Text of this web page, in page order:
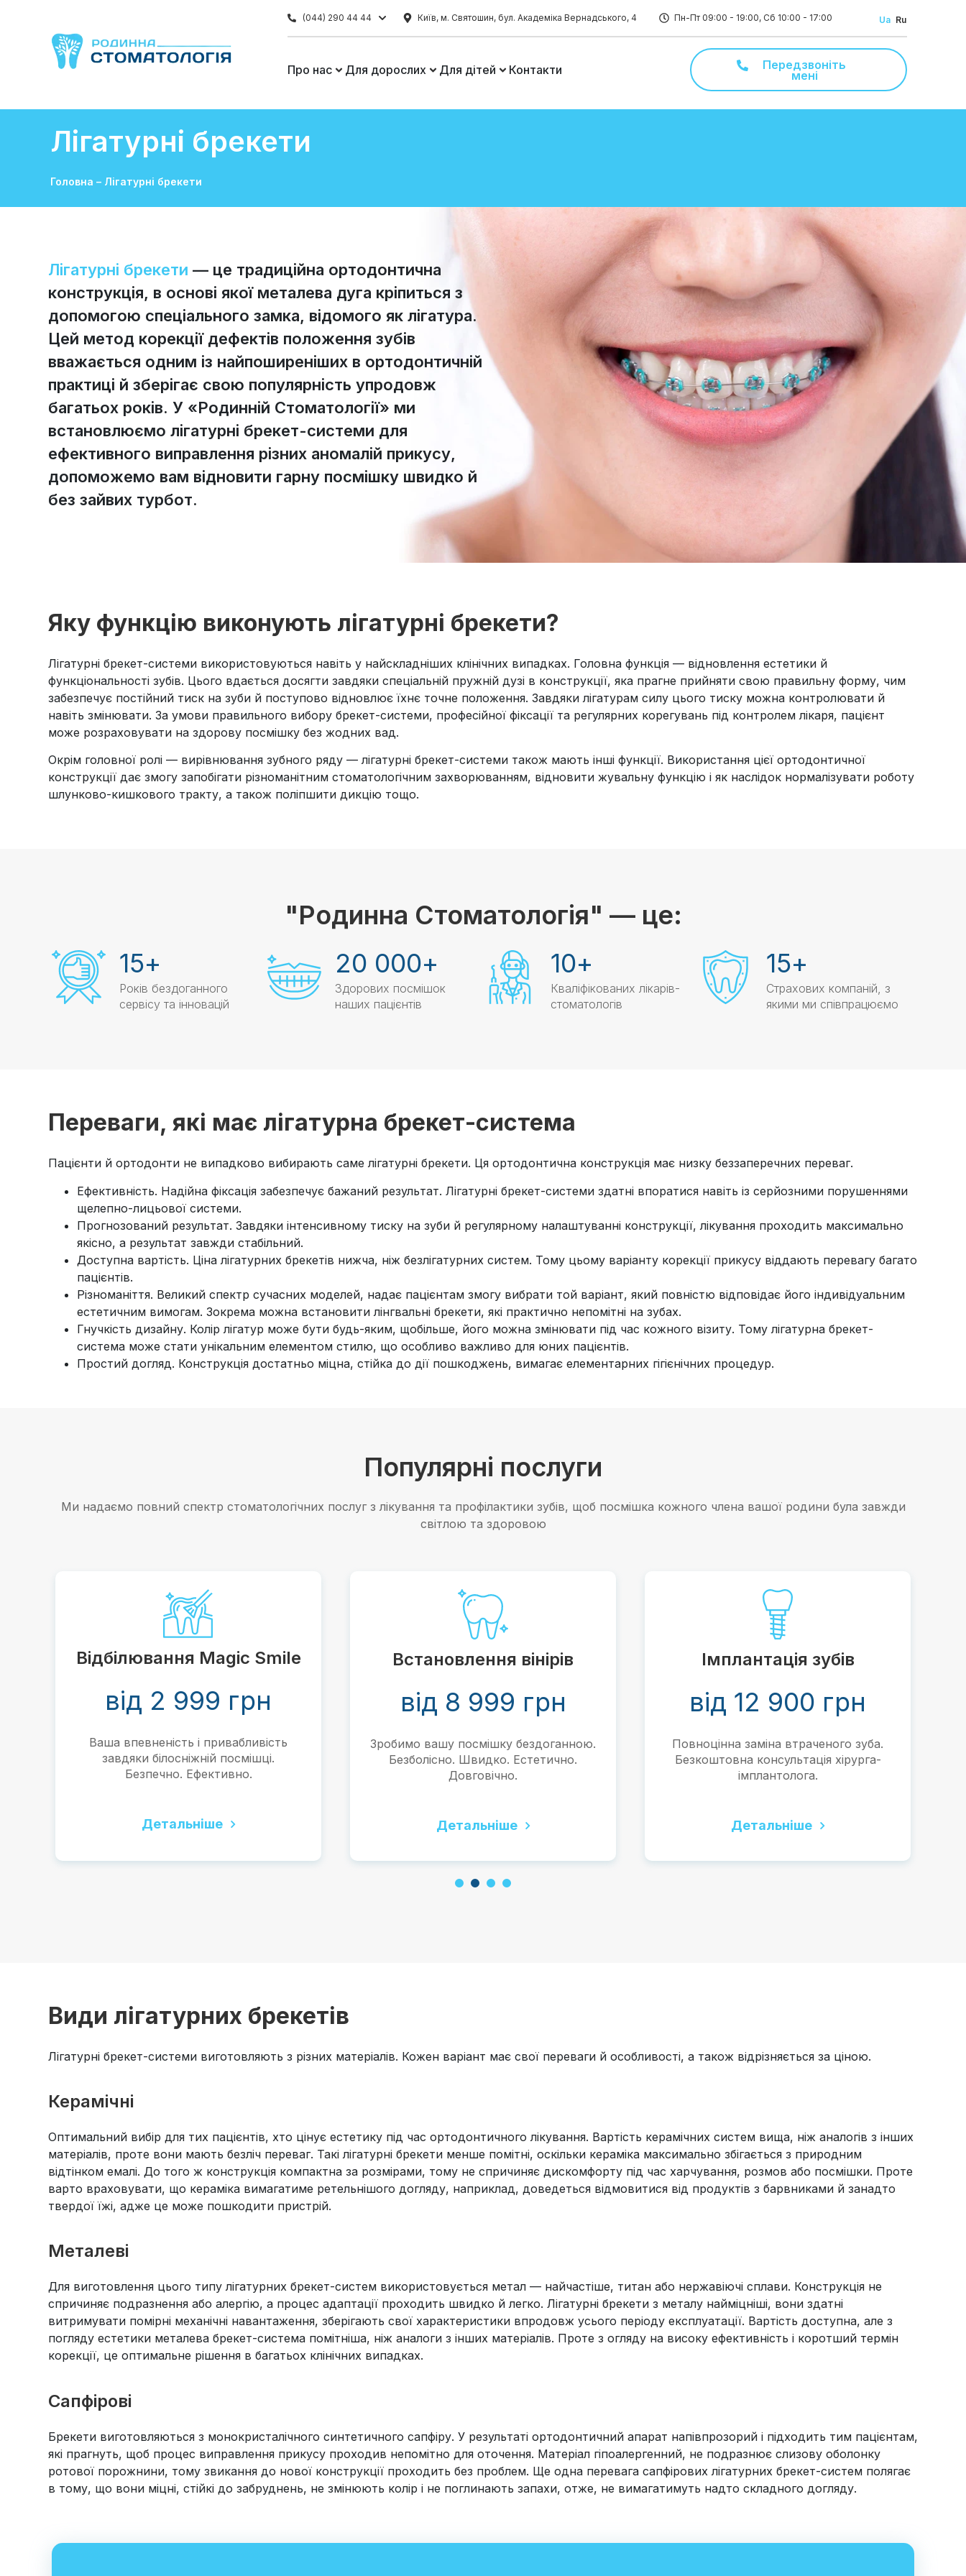
(044) 290 44 44 Київ, м. Святошин, бул. Академіка Вернадського, 4 Пн-Пт 09:00 - 19:00, Сб 10:00 - 17:00 Ua Ru
Про нас Для дорослих Для дітей Контакти Передзвоніть
мені
Лігатурні брекети
Головна – Лігатурні брекети
Лігатурні брекети — це традиційна ортодонтична
конструкція, в основі якої металева дуга кріпиться з
допомогою спеціального замка, відомого як лігатура.
Цей метод корекції дефектів положення зубів
вважається одним із найпоширеніших в ортодонтичній
практиці й зберігає свою популярність упродовж
багатьох років. У «Родинній Стоматології» ми
встановлюємо лігатурні брекет-системи для
ефективного виправлення різних аномалій прикусу,
допоможемо вам відновити гарну посмішку швидко й
без зайвих турбот.
Яку функцію виконують лігатурні брекети?
Лігатурні брекет-системи використовуються навіть у найскладніших клінічних випадках. Головна функція — відновлення естетики й
функціональності зубів. Цього вдається досягти завдяки спеціальній пружній дузі в конструкції, яка прагне прийняти свою правильну форму, чим
забезпечує постійний тиск на зуби й поступово відновлює їхнє точне положення. Завдяки лігатурам силу цього тиску можна контролювати й
навіть змінювати. За умови правильного вибору брекет-системи, професійної фіксації та регулярних корегувань під контролем лікаря, пацієнт
може розраховувати на здорову посмішку без жодних вад.
Окрім головної ролі — вирівнювання зубного ряду — лігатурні брекет-системи також мають інші функції. Використання цієї ортодонтичної
конструкції дає змогу запобігати різноманітним стоматологічним захворюванням, відновити жувальну функцію і як наслідок нормалізувати роботу
шлунково-кишкового тракту, а також поліпшити дикцію тощо.
"Родинна Стоматологія" — це:
Років бездоганного
сервісу та інновацій
15+
Здорових посмішок
наших пацієнтів
20 000+
Кваліфікованих лікарів-
стоматологів
10+
Страхових компаній, з
якими ми співпрацюємо
15+
Переваги, які має лігатурна брекет-система
Пацієнти й ортодонти не випадково вибирають саме лігатурні брекети. Ця ортодонтична конструкція має низку беззаперечних переваг.
Ефективність. Надійна фіксація забезпечує бажаний результат. Лігатурні брекет-системи здатні впоратися навіть із серйозними порушеннями
щелепно-лицьової системи.
Прогнозований результат. Завдяки інтенсивному тиску на зуби й регулярному налаштуванні конструкції, лікування проходить максимально
якісно, а результат завжди стабільний.
Доступна вартість. Ціна лігатурних брекетів нижча, ніж безлігатурних систем. Тому цьому варіанту корекції прикусу віддають перевагу багато
пацієнтів.
Різноманіття. Великий спектр сучасних моделей, надає пацієнтам змогу вибрати той варіант, який повністю відповідає його індивідуальним
естетичним вимогам. Зокрема можна встановити лінгвальні брекети, які практично непомітні на зубах.
Гнучкість дизайну. Колір лігатур може бути будь-яким, щобільше, його можна змінювати під час кожного візиту. Тому лігатурна брекет-
система може стати унікальним елементом стилю, що особливо важливо для юних пацієнтів.
Простий догляд. Конструкція достатньо міцна, стійка до дії пошкоджень, вимагає елементарних гігієнічних процедур.
Популярні послуги
Ми надаємо повний спектр стоматологічних послуг з лікування та профілактики зубів, щоб посмішка кожного члена вашої родини була завжди
світлою та здоровою
Відбілювання Magic Smile
від 2 999 грн
Ваша впевненість і привабливість
завдяки білосніжній посмішці.
Безпечно. Ефективно.
Детальніше
Встановлення вінірів
від 8 999 грн
Зробимо вашу посмішку бездоганною.
Безболісно. Швидко. Естетично.
Довговічно.
Детальніше
Імплантація зубів
від 12 900 грн
Повноцінна заміна втраченого зуба.
Безкоштовна консультація хірурга-
імплантолога.
Детальніше
Види лігатурних брекетів
Лігатурні брекет-системи виготовляють з різних матеріалів. Кожен варіант має свої переваги й особливості, а також відрізняється за ціною.
Керамічні
Оптимальний вибір для тих пацієнтів, хто цінує естетику під час ортодонтичного лікування. Вартість керамічних систем вища, ніж аналогів з інших
матеріалів, проте вони мають безліч переваг. Такі лігатурні брекети менше помітні, оскільки кераміка максимально збігається з природним
відтінком емалі. До того ж конструкція компактна за розмірами, тому не спричиняє дискомфорту під час харчування, розмов або посмішки. Проте
варто враховувати, що кераміка вимагатиме ретельнішого догляду, наприклад, доведеться відмовитися від продуктів з барвниками й занадто
твердої їжі, адже це може пошкодити пристрій.
Металеві
Для виготовлення цього типу лігатурних брекет-систем використовується метал — найчастіше, титан або нержавіючі сплави. Конструкція не
спричиняє подразнення або алергію, а процес адаптації проходить швидко й легко. Лігатурні брекети з металу найміцніші, вони здатні
витримувати помірні механічні навантаження, зберігають свої характеристики впродовж усього періоду експлуатації. Вартість доступна, але з
погляду естетики металева брекет-система помітніша, ніж аналоги з інших матеріалів. Проте з огляду на високу ефективність і коротший термін
корекції, це оптимальне рішення в багатьох клінічних випадках.
Сапфірові
Брекети виготовляються з монокристалічного синтетичного сапфіру. У результаті ортодонтичний апарат напівпрозорий і підходить тим пацієнтам,
які прагнуть, щоб процес виправлення прикусу проходив непомітно для оточення. Матеріал гіпоалергенний, не подразнює слизову оболонку
ротової порожнини, тому звикання до нової конструкції проходить без проблем. Ще одна перевага сапфірових лігатурних брекет-систем полягає
в тому, що вони міцні, стійкі до забруднень, не змінюють колір і не поглинають запахи, отже, не вимагатимуть надто складного догляду.